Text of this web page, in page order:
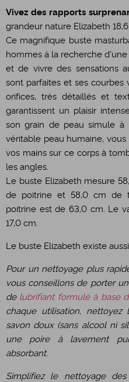
Vivez des rapports
grandeur nature Elizabeth
Ce magnifique buste
hommes à la recherche
et de vivre des sensations
sont parfaites et ses courbes
orifices, très détaillés et
garantissent un plaisir
son grain de peau simule
véritable peau humaine,
vos mains sur ce corps à
les angles.
Le buste Elizabeth mesure
de poitrine et 58,0 cm de
poitrine est de 63,0 cm. Le
17,0 cm.
Le buste Elizabeth existe
Pour un nettoyage plus
vous conseillons de porter
de lubrifiant formulé à base
chaque utilisation,
savon doux (sans alcool ni
une poire à lavement
absorbant.
Simplifiez le nettoyage